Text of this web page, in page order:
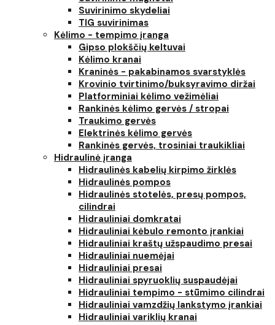
Suvirinimo skydeliai
TIG suvirinimas
Kėlimo - tempimo įranga
Gipso plokščių keltuvai
Kėlimo kranai
Kraninės - pakabinamos svarstyklės
Krovinio tvirtinimo/buksyravimo diržai
Platforminiai kėlimo vežimėliai
Rankinės kėlimo gervės / stropai
Traukimo gervės
Elektrinės kėlimo gervės
Rankinės gervės, trosiniai traukikliai
Hidraulinė įranga
Hidraulinės kabelių kirpimo žirklės
Hidraulinės pompos
Hidraulinės stotelės, presų pompos,
cilindrai
Hidrauliniai domkratai
Hidrauliniai kėbulo remonto įrankiai
Hidrauliniai kraštų užspaudimo presai
Hidrauliniai nuemėjai
Hidrauliniai presai
Hidrauliniai spyruoklių suspaudėjai
Hidrauliniai tempimo - stūmimo cilindrai
Hidrauliniai vamzdžių lankstymo įrankiai
Hidrauliniai variklių kranai